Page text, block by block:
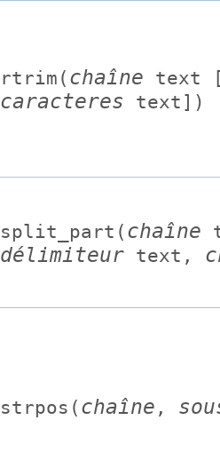
rtrim( chaîne text
caracteres text ])
split_part( chaîne
délimiteur text ,
strpos( chaîne ,